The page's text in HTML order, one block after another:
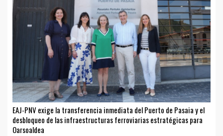
EAJ-PNV exige la transferencia inmediata del Puerto de Pasaia y el
desbloqueo de las infraestructuras ferroviarias estratégicas para
Oarsoaldea